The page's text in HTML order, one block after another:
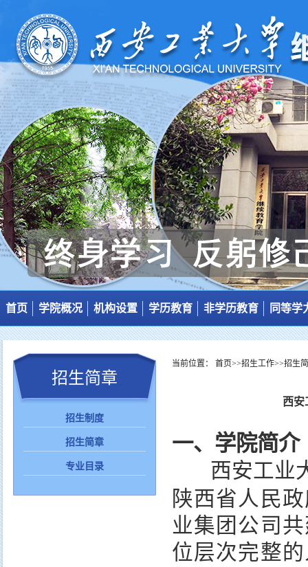
首页
图片新闻
通知公告
综合新闻
学院概况
学院简介
机构设置
机构设置
岗位职责
工作人员
学历教育
管理制度
教学管理
非学历教育
培训工作简介
培训项目
同等学
招生简章
招生制度
招生简章
专业目录
当前位置： 首页>>招生工作>>招生
西安
一、学院简介
西安工业
陕西省人民
业集团公司
位层次完整